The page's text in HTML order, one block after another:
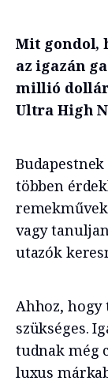
Mit gondol,
az igazán
millió
Ultra High
többen
vagy
utazók
Ahhoz,
szükséges.
tudnak még
luxus